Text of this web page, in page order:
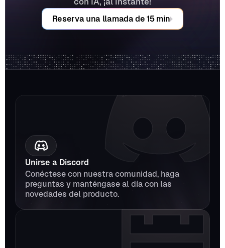
Reserva una llamada de 15 min
Unirse a Discord
Conéctese con nuestra comunidad, haga
preguntas y manténgase al día con las
novedades del producto.